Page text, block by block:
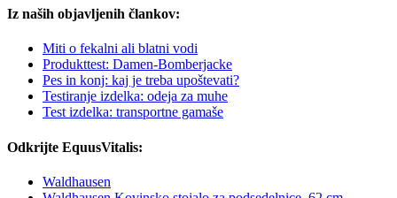
Iz naših objavljenih člankov:
Miti o fekalni ali blatni vodi
Produkttest: Damen-Bomberjacke
Pes in konj: kaj je treba upoštevati?
Testiranje izdelka: odeja za muhe
Test izdelka: transportne gamaše
Odkrijte EquusVitalis:
Waldhausen